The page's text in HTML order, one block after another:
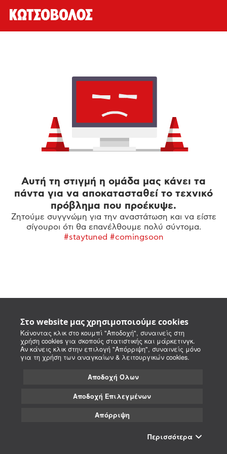
Στο website μας χρησιμοποιούμε cookies
Κάνοντας κλικ στο κουμπί "Αποδοχή", συναινείς στη
χρήση cookies για σκοπούς στατιστικής και μάρκετινγκ.
Αν κάνεις κλικ στην επιλογή "Απόρριψη", συναινείς μόνο
για τη χρήση των αναγκαίων & λειτουργικών cookies.
Αποδοχή Όλων
Αποδοχή Επιλεγμένων
Απόρριψη
Περισσότερα
Αυτή τη στιγμή η ομάδα μας κάνει τα
πάντα για να αποκατασταθεί το τεχνικό
πρόβλημα που προέκυψε.
Ζητούμε συγγνώμη για την αναστάτωση και να είστε
σίγουροι ότι θα επανέλθουμε πολύ σύντομα.
#staytuned #comingsoon